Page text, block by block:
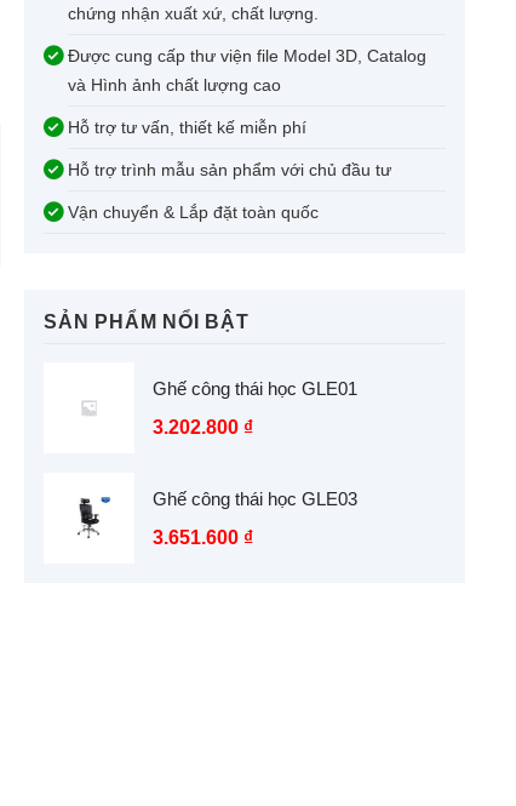
chứng nhận xuất xứ, chất lượng.
Được cung cấp thư viện file Model 3D, Catalog
và Hình ảnh chất lượng cao
Hỗ trợ tư vấn, thiết kế miễn phí
Hỗ trợ trình mẫu sản phẩm với chủ đầu tư
Vận chuyển & Lắp đặt toàn quốc
SẢN PHẨM NỔI BẬT
Ghế công thái học GLE01
3.202.800 ₫
Ghế công thái học GLE03
3.651.600 ₫